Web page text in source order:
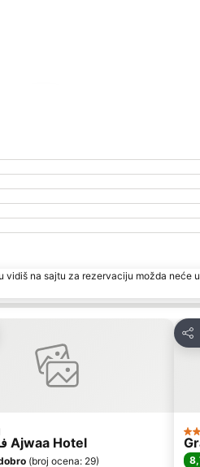
vidiš na sajtu za rezervaciju možda neće
u favorite
فندق أجواء Ajwaa Hotel
(broj ocena: 29)
Deli
2